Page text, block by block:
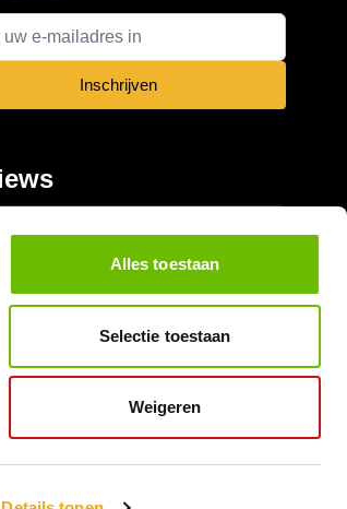
Alles toestaan
Selectie toestaan
Weigeren
Inschrijven